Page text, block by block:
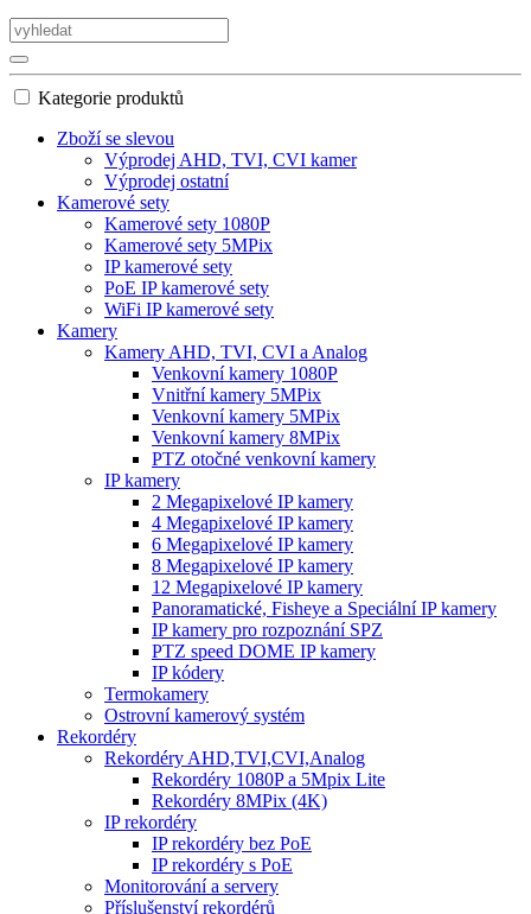
Kategorie produktů
Zboží se slevou
Výprodej AHD, TVI, CVI kamer
Výprodej ostatní
Kamerové sety
Kamerové sety 1080P
Kamerové sety 5MPix
IP kamerové sety
PoE IP kamerové sety
WiFi IP kamerové sety
Kamery
Kamery AHD, TVI, CVI a Analog
Venkovní kamery 1080P
Vnitřní kamery 5MPix
Venkovní kamery 5MPix
Venkovní kamery 8MPix
PTZ otočné venkovní kamery
IP kamery
2 Megapixelové IP kamery
4 Megapixelové IP kamery
6 Megapixelové IP kamery
8 Megapixelové IP kamery
12 Megapixelové IP kamery
Panoramatické, Fisheye a Speciální IP kamery
IP kamery pro rozpoznání SPZ
PTZ speed DOME IP kamery
IP kódery
Termokamery
Ostrovní kamerový systém
Rekordéry
Rekordéry AHD,TVI,CVI,Analog
Rekordéry 1080P a 5Mpix Lite
Rekordéry 8MPix (4K)
IP rekordéry
IP rekordéry bez PoE
IP rekordéry s PoE
Monitorování a servery
Příslušenství rekordérů